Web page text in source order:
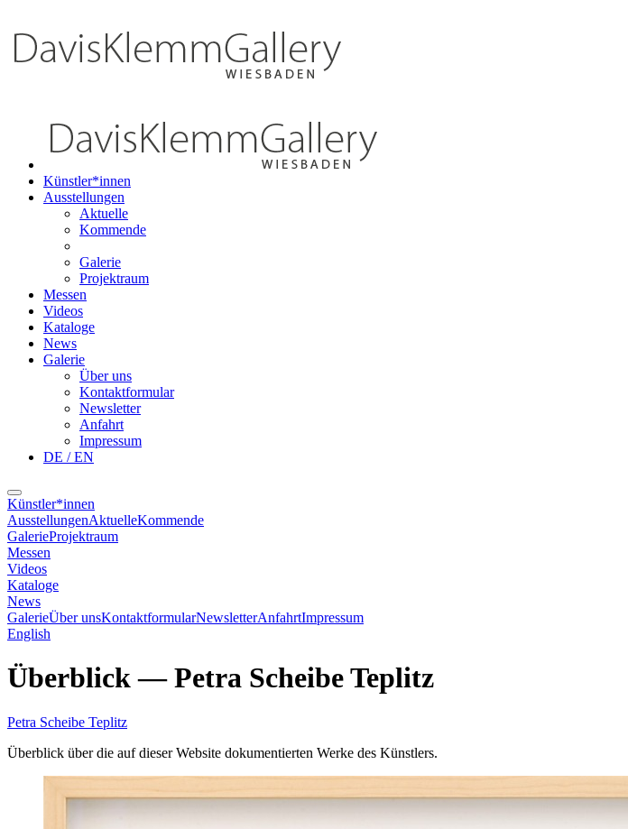
Künstler*innen
Ausstellungen
Aktuelle
Kommende
Galerie
Projektraum
Messen
Videos
Kataloge
News
Galerie
Über uns
Kontaktformular
Newsletter
Anfahrt
Impressum
DE / EN
Künstler*innen
AusstellungenAktuelleKommende
GalerieProjektraum
Messen
Videos
Kataloge
News
GalerieÜber unsKontaktformularNewsletterAnfahrtImpressum
English
Überblick—Petra Scheibe Teplitz
Petra Scheibe Teplitz
Überblick über die auf dieser Website dokumentierten Werke des Künstlers.